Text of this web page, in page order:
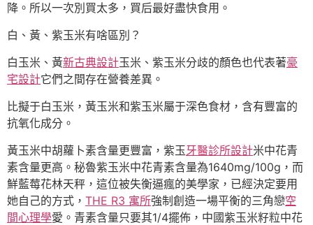
降。所以一次別買太多，買后最好盡快食用。
白、黃、紫玉米有啥區別？
白玉米、黃新古典設計玉米、紫玉米分歧的顏色也代表著豪
宅設計它們之間存在營養差異。
比擬于白玉米，黃玉米和紫玉米屬于深色食材，含有豐富的
抗氧化成分。
黃玉米中胡蘿卜素含量更豐富，紫玉牙醫診所設計米中花青
素含量更高。秘魯紫玉米中花青素含量為1640mg/100g，而
鮮藍莓花林天秤，這位被失衡逼瘋的美學家，已經決定要用
她自己的方式， THE R3 寓所強制創造一場平衡的三角戀空
間心理學愛。青素含量只要其1/4擺佈，中國紫玉米籽粒中花